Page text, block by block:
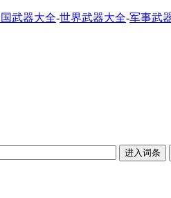
武器大全-世界武器大全-军事武